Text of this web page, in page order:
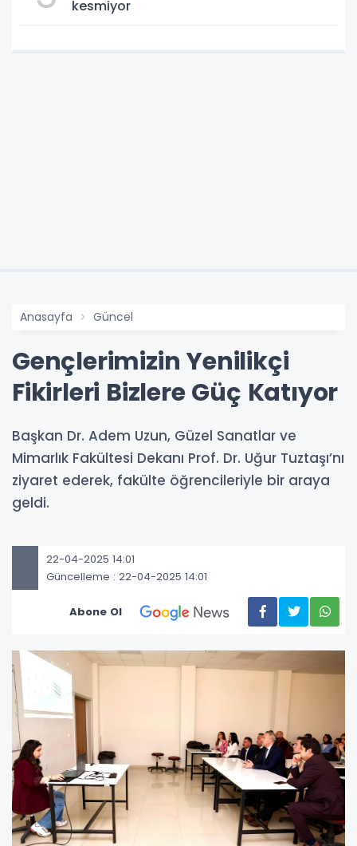
kesmiyor
Anasayfa Güncel
Gençlerimizin Yenilikçi
Fikirleri Bizlere Güç Katıyor
Başkan Dr. Adem Uzun, Güzel Sanatlar ve
Mimarlık Fakültesi Dekanı Prof. Dr. Uğur Tuztaşı’nı
ziyaret ederek, fakülte öğrencileriyle bir araya
geldi.
22-04-2025 14:01
Güncelleme : 22-04-2025 14:01
Abone Ol